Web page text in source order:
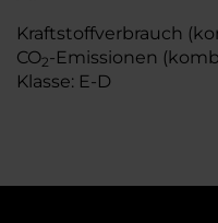
Kraftstoffverbrauch
CO2-Emissionen
Klasse: E-D